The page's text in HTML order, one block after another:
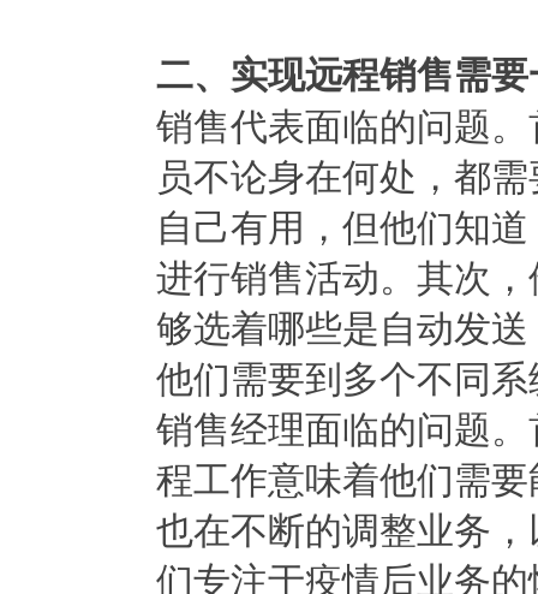
二、实现远程销售需
销售代表面临的问题
员不论身在何处，都
自己有用，但他们知
进行销售活动。其次
够选着哪些是自动发
他们需要到多个不同
销售经理面临的问题
程工作意味着他们需
也在不断的调整业务
们专注于疫情后业务